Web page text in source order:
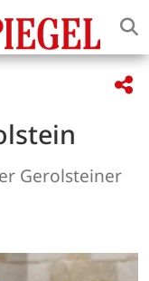
Gerolsteiner